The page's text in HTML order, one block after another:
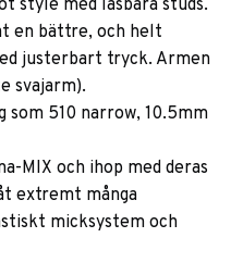
style med låsbara studs.
en bättre, och helt
justerbart tryck. Armen
svajarm).
som 510 narrow, 10.5mm
MIX och ihop med deras
extremt många
micksystem och